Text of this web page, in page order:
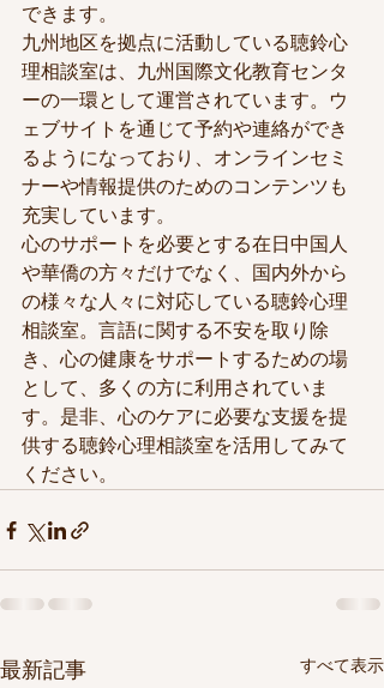
できます。
九州地区を拠点に活動している聴鈴心
理相談室は、九州国際文化教育センタ
ーの一環として運営されています。ウ
ェブサイトを通じて予約や連絡ができ
るようになっており、オンラインセミ
ナーや情報提供のためのコンテンツも
充実しています。
心のサポートを必要とする在日中国人
や華僑の方々だけでなく、国内外から
の様々な人々に対応している聴鈴心理
相談室。言語に関する不安を取り除
き、心の健康をサポートするための場
として、多くの方に利用されていま
す。是非、心のケアに必要な支援を提
供する聴鈴心理相談室を活用してみて
ください。
最新記事 すべて表示